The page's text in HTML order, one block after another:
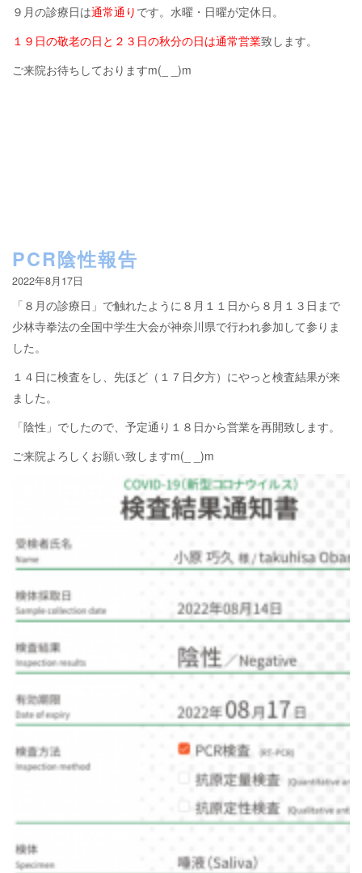
９月の診療日は通常通り です。水曜・日曜が定休日。
１９日の敬老の日と２３日の秋分の日は通常営業致します。
ご来院お待ちしておりますm(_ _)m
PCR陰性報告
2022年8月17日
「８月の診療日」で触れたように８月１１日から８月１３日まで
少林寺拳法の全国中学生大会が神奈川県で行われ参加して参りま
した。
１４日に検査をし、先ほど（１７日夕方）にやっと検査結果が来
ました。
「陰性」でしたので、予定通り１８日から営業を再開致します。
ご来院よろしくお願い致しますm(_ _)m